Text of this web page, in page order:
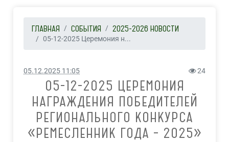
ГЛАВНАЯ СОБЫТИЯ 2025-2026 НОВОСТИ
05-12-2025 Церемония н...
05.12.2025 11:05 24
05-12-2025 ЦЕРЕМОНИЯ
НАГРАЖДЕНИЯ ПОБЕДИТЕЛЕЙ
РЕГИОНАЛЬНОГО КОНКУРСА
«РЕМЕСЛЕННИК ГОДА – 2025»